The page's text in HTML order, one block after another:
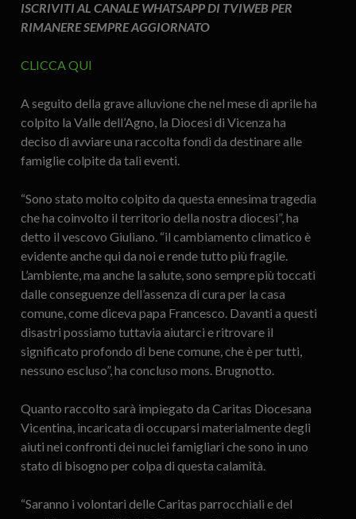
ISCRIVITI AL CANALE WHATSAPP DI TVIWEB PER
RIMANERE SEMPRE AGGIORNATO
CLICCA QUI
A seguito della grave alluvione che nel mese di aprile ha
colpito la Valle dell’Agno, la Diocesi di Vicenza ha
deciso di avviare una raccolta fondi da destinare alle
famiglie colpite da tali eventi.
“Sono stato molto colpito da questa ennesima tragedia
che ha coinvolto il territorio della nostra diocesi”, ha
detto il vescovo Giuliano. “il cambiamento climatico è
evidente anche qui da noi e rende tutto più fragile.
L’ambiente, ma anche la salute, sono sempre più toccati
dalle conseguenze dell’assenza di cura per la casa
comune, come diceva papa Francesco. Davanti a questi
disastri possiamo tuttavia aiutarci e ritrovare il
significato profondo di bene comune, che è per tutti,
nessuno escluso”, ha concluso mons. Brugnotto.
Quanto raccolto sarà impiegato da Caritas Diocesana
Vicentina, incaricata di occuparsi materialmente degli
aiuti nei confronti dei nuclei famigliari che sono in uno
stato di bisogno per colpa di questa calamità.
“Saranno i volontari delle Caritas parrocchiali e del